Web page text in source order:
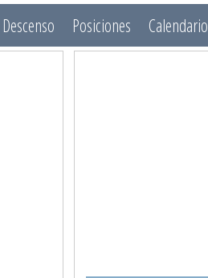
Descenso Posiciones Calendario